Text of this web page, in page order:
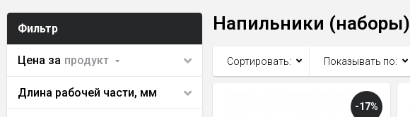
Фильтр
Цена за продукт
Длина рабочей части, мм
Напильники (наборы)
Сортировать: Показывать по:
-17%